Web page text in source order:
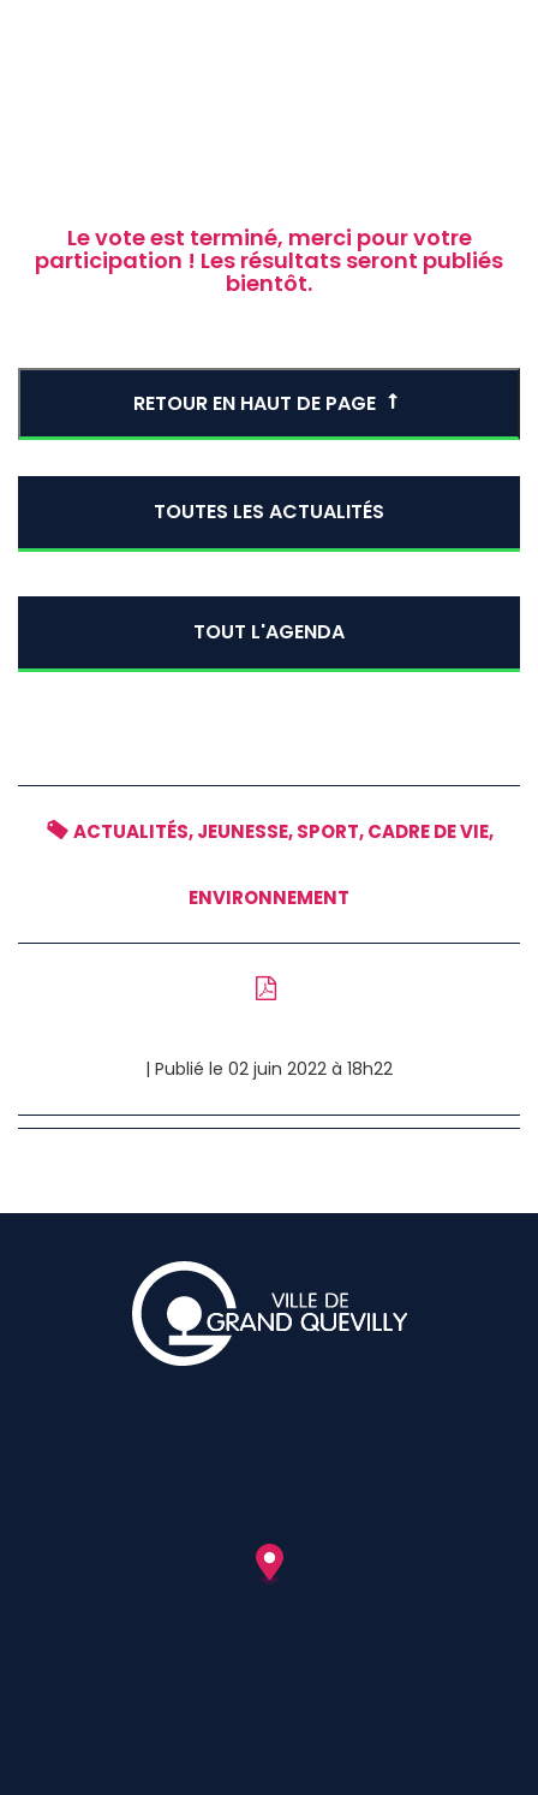
Le vote est terminé, merci pour votre
participation ! Les résultats seront publiés
bientôt.
RETOUR EN HAUT DE PAGE
TOUTES LES ACTUALITÉS
TOUT L'AGENDA
ACTUALITÉS, JEUNESSE, SPORT, CADRE DE VIE,
ENVIRONNEMENT
| Publié le 02 juin 2022 à 18h22